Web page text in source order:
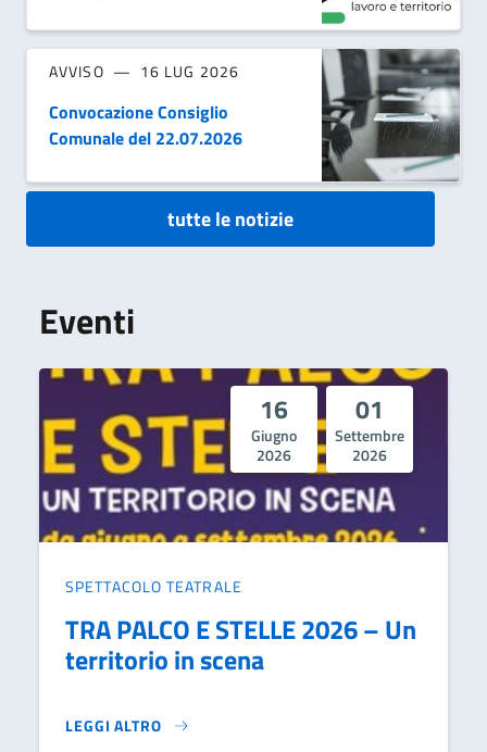
AVVISO 16 LUG 2026
Convocazione Consiglio
Comunale del 22.07.2026
tutte le notizie
Eventi
16
Giugno
2026
01
Settembre
2026
SPETTACOLO TEATRALE
TRA PALCO E STELLE 2026 – Un
territorio in scena
LEGGI ALTRO
TRA PALCO E STELLE 2026 – UN TERRITORIO IN SCENA}